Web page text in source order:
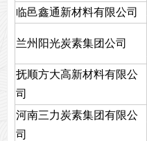
临邑鑫通新材料有限公司
兰州阳光炭素集团公司
抚顺方大高新材料有限公
司
河南三力炭素集团有限公
司